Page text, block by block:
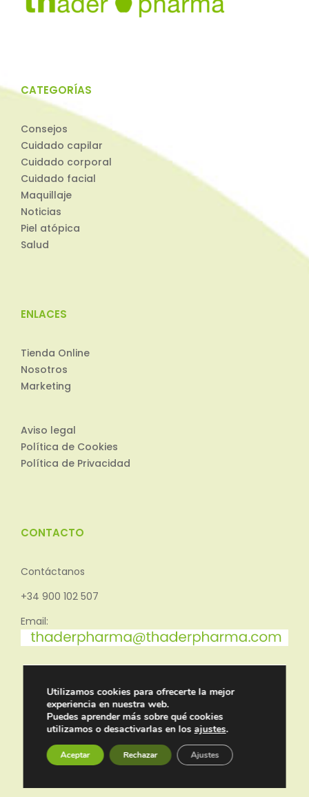
CATEGORÍAS
Consejos
Cuidado capilar
Cuidado corporal
Cuidado facial
Maquillaje
Noticias
Piel atópica
Salud
ENLACES
Tienda Online
Nosotros
Marketing
Aviso legal
Política de Cookies
Política de Privacidad
CONTACTO
Contáctanos
+34 900 102 507
Email:
Utilizamos cookies para ofrecerte la mejor
experiencia en nuestra web.
Puedes aprender más sobre qué cookies
utilizamos o desactivarlas en losajustes.
Aceptar Rechazar Ajustes